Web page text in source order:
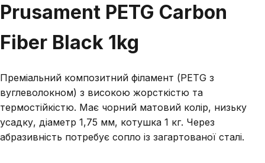
Prusament PETG Carbon
Fiber Black 1kg
Преміальний композитний філамент (PETG з
вуглеволокном) з високою жорсткістю та
термостійкістю. Має чорний матовий колір, низьку
усадку, діаметр 1,75 мм, котушка 1 кг. Через
абразивність потребує сопло із загартованої сталі.